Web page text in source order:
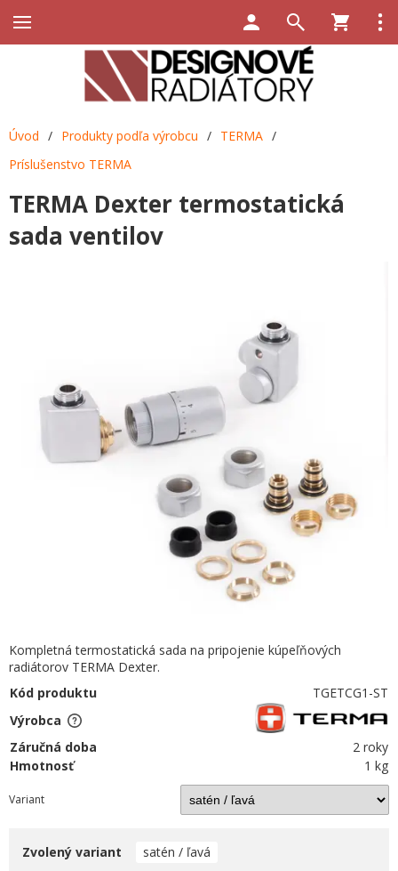
Úvod / Produkty podľa výrobcu / TERMA /
Príslušenstvo TERMA
TERMA Dexter termostatická
sada ventilov
Kompletná termostatická sada na pripojenie kúpeľňových
radiátorov TERMA Dexter.
Kód produktu
TGETCG1-ST
Výrobca
Záručná doba
2 roky
Hmotnosť
1 kg
Variant
Zvolený variant satén / ľavá